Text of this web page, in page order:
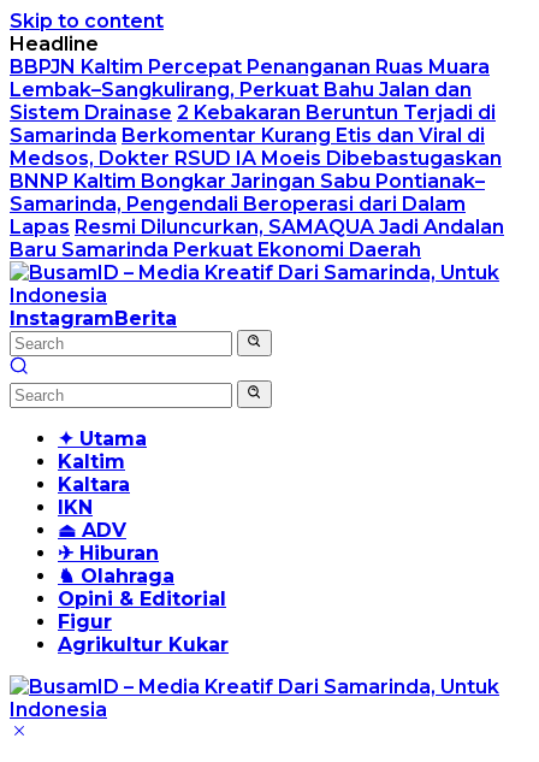
Skip to content
Headline
BBPJN Kaltim Percepat Penanganan Ruas Muara
Lembak–Sangkulirang, Perkuat Bahu Jalan dan
Sistem Drainase 2 Kebakaran Beruntun Terjadi di
Samarinda Berkomentar Kurang Etis dan Viral di
Medsos, Dokter RSUD IA Moeis Dibebastugaskan
BNNP Kaltim Bongkar Jaringan Sabu Pontianak–
Samarinda, Pengendali Beroperasi dari Dalam
Lapas Resmi Diluncurkan, SAMAQUA Jadi Andalan
Baru Samarinda Perkuat Ekonomi Daerah
InstagramBerita
✦ Utama
Kaltim
Kaltara
IKN
⏏ ADV
✈ Hiburan
♞ Olahraga
Opini & Editorial
Figur
Agrikultur Kukar